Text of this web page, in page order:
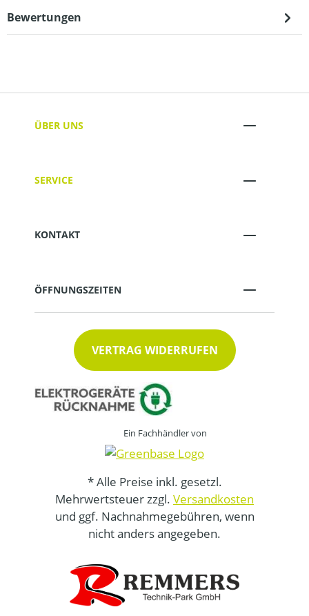
Bewertungen
ÜBER UNS
SERVICE
KONTAKT
ÖFFNUNGSZEITEN
VERTRAG WIDERRUFEN
Ein Fachhändler von
* Alle Preise inkl. gesetzl.
Mehrwertsteuer zzgl. Versandkosten
und ggf. Nachnahmegebühren, wenn
nicht anders angegeben.